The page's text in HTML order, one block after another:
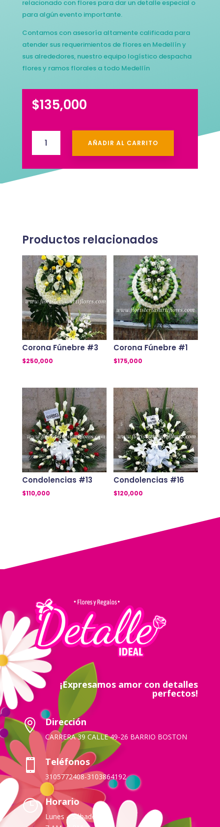
relacionado con flores para dar un detalle especial o
para algún evento importante.
Contamos con asesoría altamente calificada para
atender sus requerimientos de flores en Medellín y
sus alrededores, nuestro equipo logístico despacha
flores y ramos florales a todo Medellín
$135,000
AÑADIR AL CARRITO
Productos relacionados
Corona Fúnebre #3
$250,000
Corona Fúnebre #1
$175,000
Condolencias #13
$110,000
Condolencias #16
$120,000
¡Expresamos amor con detalles
perfectos!
 Dirección
CARRERA 39 CALLE 49-26 BARRIO BOSTON
 Teléfonos
3105772408-3103864192
} Horario
Lunes – Sábado